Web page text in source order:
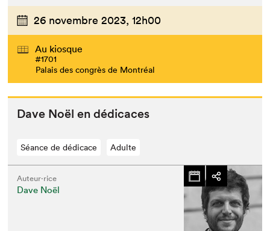
26 novembre 2023, 12h00
Au kiosque
#1701
Palais des congrès de Montréal
Dave Noël en dédicaces
Séance de dédicace Adulte
Auteur·rice
Dave Noël